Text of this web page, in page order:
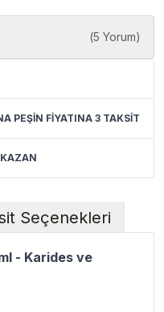
(5 Yorum)
PEŞİN FİYATINA 3 TAKSİT
KAZAN
Seçenekleri
- Karides ve